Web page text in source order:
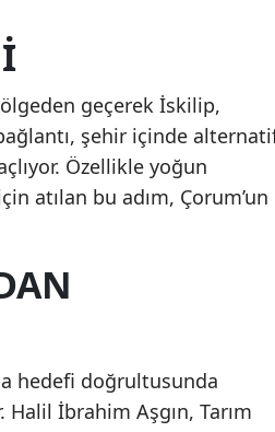
geçerek İskilip,
şehir içinde
Özellikle yoğun
atılan bu adım, Çorum’un
hedefi doğrultusunda
Halil İbrahim Aşgın, Tarım